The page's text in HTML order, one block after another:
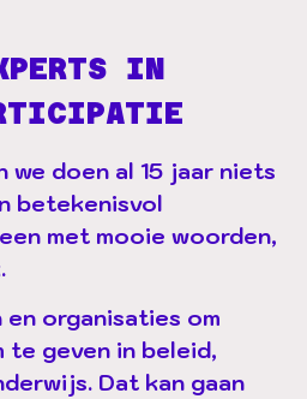
IN
we doen al 15 jaar niets
betekenisvol
met mooie woorden,
en organisaties om
te geven in beleid,
Dat kan gaan